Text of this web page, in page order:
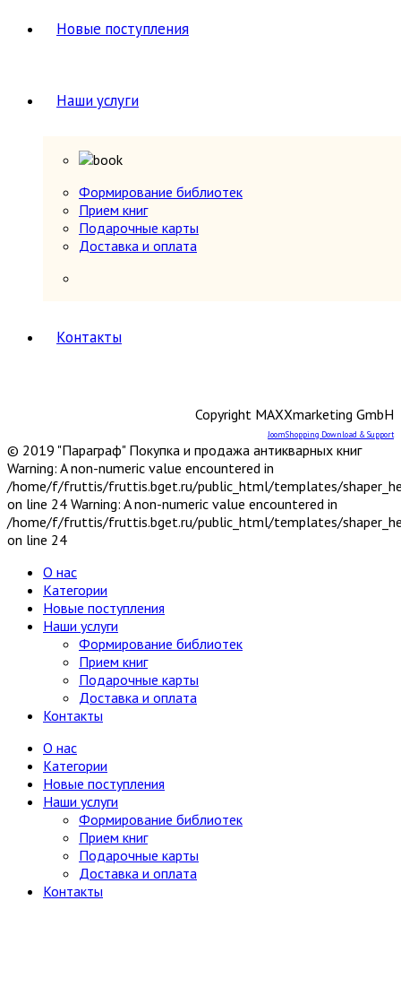
Теория и история искусства, эстетика
периодов
Средние века (476-1640 гг.)
История России
Книги на иностранных языках
Книговедение, библиография, полиграфия
Коллекционирование (марки, монеты,
награды и др.)
Краеведение России
6
Другое
Москва
Литературоведение
Марксистско-ленинская литература
Математика
Машиностроение, приборостроение
Медицина
Анатомия и физиология
Психиатрия, нервные болезни
Хирургия, онкология, травматология,
Металлургия, горное дело
Миниатюрные издания
Новые поступления
Наши услуги
Формирование библиотек
Прием книг
Подарочные карты
Доставка и оплата
Контакты
Copyright MAXXmarketing GmbH
JoomShopping Download & Support
© 2019 "Параграф" Покупка и продажа антикварных книг
Warning: A non-numeric value encountered in
/home/f/fruttis/fruttis.bget.ru/public_html/templates/
on line 24 Warning: A non-numeric value encountered in
/home/f/fruttis/fruttis.bget.ru/public_html/templates/
on line 24
О нас
Категории
Новые поступления
Наши услуги
Формирование библиотек
Прием книг
Подарочные карты
Доставка и оплата
Контакты
О нас
Категории
Новые поступления
Наши услуги
Формирование библиотек
Прием книг
Подарочные карты
Доставка и оплата
Контакты